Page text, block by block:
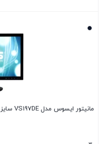
مانیتور ایسوس مدل VS197DE سایز 18.5 اینچ